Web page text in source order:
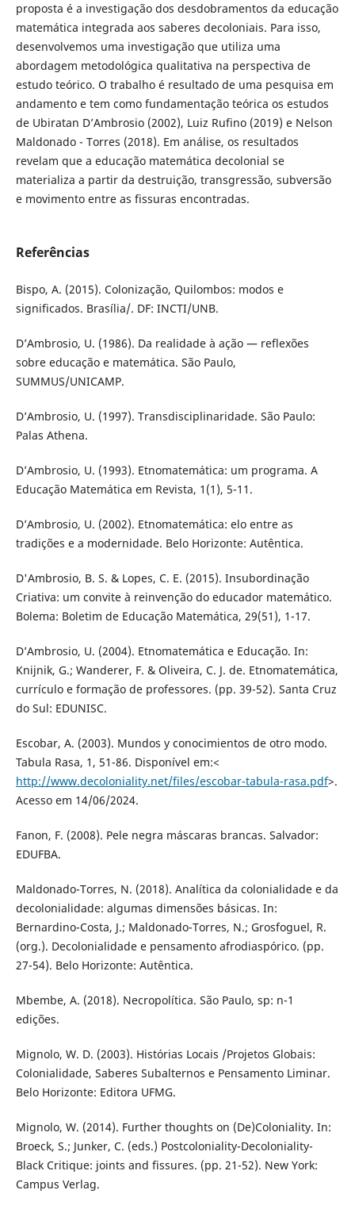
proposta é a investigação dos desdobramentos da educação
matemática integrada aos saberes decoloniais. Para isso,
desenvolvemos uma investigação que utiliza uma
abordagem metodológica qualitativa na perspectiva de
estudo teórico. O trabalho é resultado de uma pesquisa em
andamento e tem como fundamentação teórica os estudos
de Ubiratan D’Ambrosio (2002), Luiz Rufino (2019) e Nelson
Maldonado - Torres (2018). Em análise, os resultados
revelam que a educação matemática decolonial se
materializa a partir da destruição, transgressão, subversão
e movimento entre as fissuras encontradas.
Referências
Bispo, A. (2015). Colonização, Quilombos: modos e
significados. Brasília/. DF: INCTI/UNB.
D’Ambrosio, U. (1986). Da realidade à ação — reflexões
sobre educação e matemática. São Paulo,
SUMMUS/UNICAMP.
D’Ambrosio, U. (1997). Transdisciplinaridade. São Paulo:
Palas Athena.
D’Ambrosio, U. (1993). Etnomatemática: um programa. A
Educação Matemática em Revista, 1(1), 5-11.
D’Ambrosio, U. (2002). Etnomatemática: elo entre as
tradições e a modernidade. Belo Horizonte: Autêntica.
D'Ambrosio, B. S. & Lopes, C. E. (2015). Insubordinação
Criativa: um convite à reinvenção do educador matemático.
Bolema: Boletim de Educação Matemática, 29(51), 1-17.
D’Ambrosio, U. (2004). Etnomatemática e Educação. In:
Knijnik, G.; Wanderer, F. & Oliveira, C. J. de. Etnomatemática,
currículo e formação de professores. (pp. 39-52). Santa Cruz
do Sul: EDUNISC.
Escobar, A. (2003). Mundos y conocimientos de otro modo.
Tabula Rasa, 1, 51-86. Disponível em:<
http://www.decoloniality.net/files/escobar-tabula-rasa.pdf>.
Acesso em 14/06/2024.
Fanon, F. (2008). Pele negra máscaras brancas. Salvador:
EDUFBA.
Maldonado-Torres, N. (2018). Analítica da colonialidade e da
decolonialidade: algumas dimensões básicas. In:
Bernardino-Costa, J.; Maldonado-Torres, N.; Grosfoguel, R.
(org.). Decolonialidade e pensamento afrodiaspórico. (pp.
27-54). Belo Horizonte: Autêntica.
Mbembe, A. (2018). Necropolítica. São Paulo, sp: n-1
edições.
Mignolo, W. D. (2003). Histórias Locais /Projetos Globais:
Colonialidade, Saberes Subalternos e Pensamento Liminar.
Belo Horizonte: Editora UFMG.
Mignolo, W. (2014). Further thoughts on (De)Coloniality. In:
Broeck, S.; Junker, C. (eds.) Postcoloniality-Decoloniality-
Black Critique: joints and fissures. (pp. 21-52). New York:
Campus Verlag.